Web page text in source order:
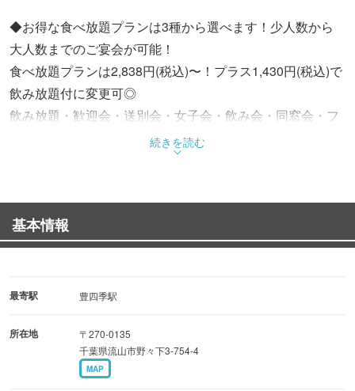
◆お得な食べ放題プランは3種から選べます！少人数から
大人数までのご宴会が可能！
食べ放題プランは2,838円(税込)〜！プラス1,430円(税込)で
飲み放題付に変更可◎
飲み放題・歓迎会・送別会・女子会・飲み会・同窓会・フ
様々なシーンでお得に炭火焼肉宴会をお楽しみいただけま
◆リーズナブルで豊富なメニュー
牛肉、豚肉、鶏肉はもちろん、海鮮や野菜、そしてデザー
カルビやロース、ホルモンなど、肉好きにはたまらないラ
◆アットホームな店内
店内はカジュアルで明るい雰囲気！
続きを読む
基本情報
最寄駅 豊四季駅
所在地
〒270-0135
千葉県流山市野々下3-754-4
MAP